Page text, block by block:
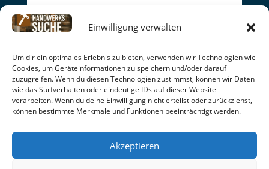
Einwilligung verwalten
Um dir ein optimales Erlebnis zu bieten, verwenden wir Technologien wie
Cookies, um Geräteinformationen zu speichern und/oder darauf
zuzugreifen. Wenn du diesen Technologien zustimmst, können wir Daten
wie das Surfverhalten oder eindeutige IDs auf dieser Website
verarbeiten. Wenn du deine Einwilligung nicht erteilst oder zurückziehst,
können bestimmte Merkmale und Funktionen beeinträchtigt werden.
Akzeptieren
Datenschutz |Cookie-Richtlinien|Impressum|
AGB| Rückgabe | Seitenübersicht
facebook Online seit: 15.06.26
© 2026handwerkssuche| C. Soldo